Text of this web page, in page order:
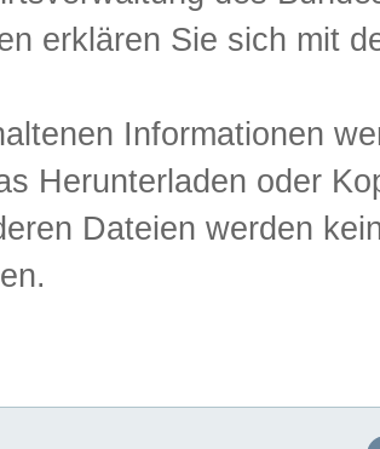
erklären Sie sich mit
Informationen
Herunterladen oder
Dateien werden